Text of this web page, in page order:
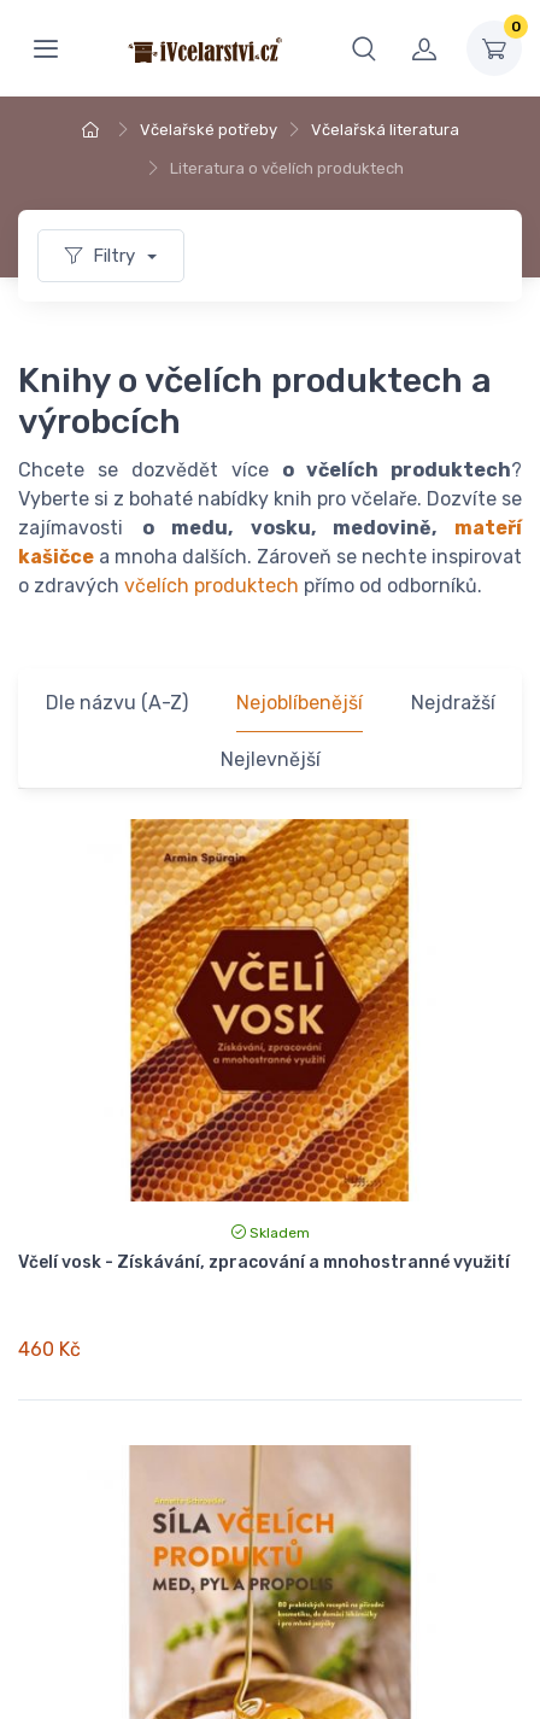
0
Včelařské potřeby Včelařská literatura
Literatura o včelích produktech
Filtry
Knihy o včelích produktech a
výrobcích
Chcete se dozvědět více o včelích produktech?
Vyberte si z bohaté nabídky knih pro včelaře. Dozvíte se
zajímavosti o medu, vosku, medovině, mateří
kašičce a mnoha dalších. Zároveň se nechte inspirovat
o zdravých včelích produktech přímo od odborníků.
Dle názvu (A-Z) Nejoblíbenější Nejdražší
Nejlevnější
Skladem
Včelí vosk - Získávání, zpracování a mnohostranné využití
460 Kč